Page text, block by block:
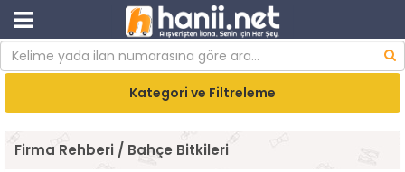
Kategori ve Filtreleme
Firma Rehberi / Bahçe Bitkileri